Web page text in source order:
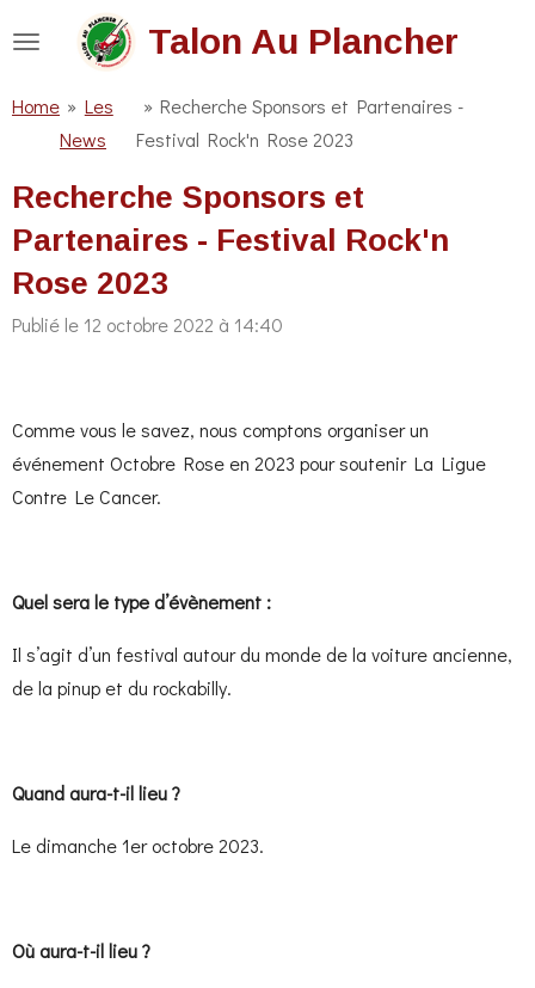
Talon Au Plancher
Home » Les
News
» Recherche Sponsors et Partenaires -
Festival Rock'n Rose 2023
Recherche Sponsors et
Partenaires - Festival Rock'n
Rose 2023
Publié le 12 octobre 2022 à 14:40
Comme vous le savez, nous comptons organiser un
événement Octobre Rose en 2023 pour soutenir La Ligue
Contre Le Cancer.
Quel sera le type d’évènement :
Il s’agit d’un festival autour du monde de la voiture ancienne,
de la pinup et du rockabilly.
Quand aura-t-il lieu ?
Le dimanche 1er octobre 2023.
Où aura-t-il lieu ?